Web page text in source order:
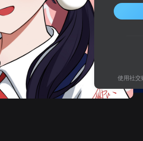
使用社交